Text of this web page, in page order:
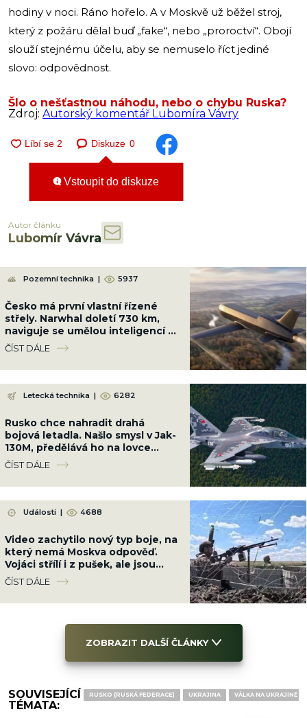
hodiny v noci. Ráno hořelo. A v Moskvě už běžel stroj,
který z požáru dělal buď „fake“, nebo „proroctví“. Obojí
slouží stejnému účelu, aby se nemuselo říct jediné
slovo: odpovědnost.
Šlo o nešťastnou náhodu, nebo o chybu Ruska?
Zdroj: Autorský komentář Lubomíra Vávry
Diskuze 0
Vstoupit do diskuze
Autor článku
Lubomír Vávra
Pozemní technika | 5937
Česko má první vlastní řízené
střely. Narwhal doletí 730 km,
naviguje se umělou inteligencí a
GPS nepotřebuje
ČÍST DÁLE
Letecká technika | 6282
Rusko chce nahradit drahá
bojová letadla. Našlo smysl v Jak-
130M, předělává ho na lovce
dronů a námořních plavidel
ČÍST DÁLE
Události | 4688
Video zachytilo nový typ boje, na
který nemá Moskva odpověď.
Vojáci střílí i z pušek, ale jsou
marní
ČÍST DÁLE
ZOBRAZIT DALŠÍ ČLÁNKY
SOUVISEJÍCÍ
TÉMATA:
RUSKO (RUSKÁ FEDERACE) UKRAJINA VÁLKA NA UKRAJINĚ